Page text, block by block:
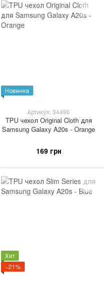
Новинка
Артикул: 34496
TPU чехол Original Cloth для
Samsung Galaxy A20s - Orange
169 грн
Хит
−21%